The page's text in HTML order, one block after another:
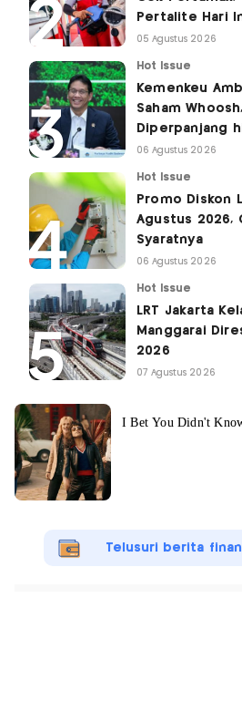
Pertalite Hari
05 Agustus 2026
Hot Issue
Kemenkeu
Saham
Diperpanjang
06 Agustus 2026
Hot Issue
Promo Diskon
Agustus 2026,
Syaratnya
06 Agustus 2026
Hot Issue
LRT Jakarta
Manggarai
2026
07 Agustus 2026
Telusuri berita